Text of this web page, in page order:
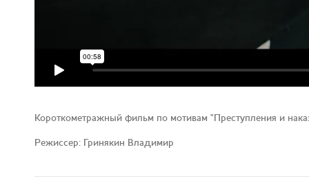
Короткометражный фильм по мотивам "Преступления и
Режиссер: Гринякин Владимир